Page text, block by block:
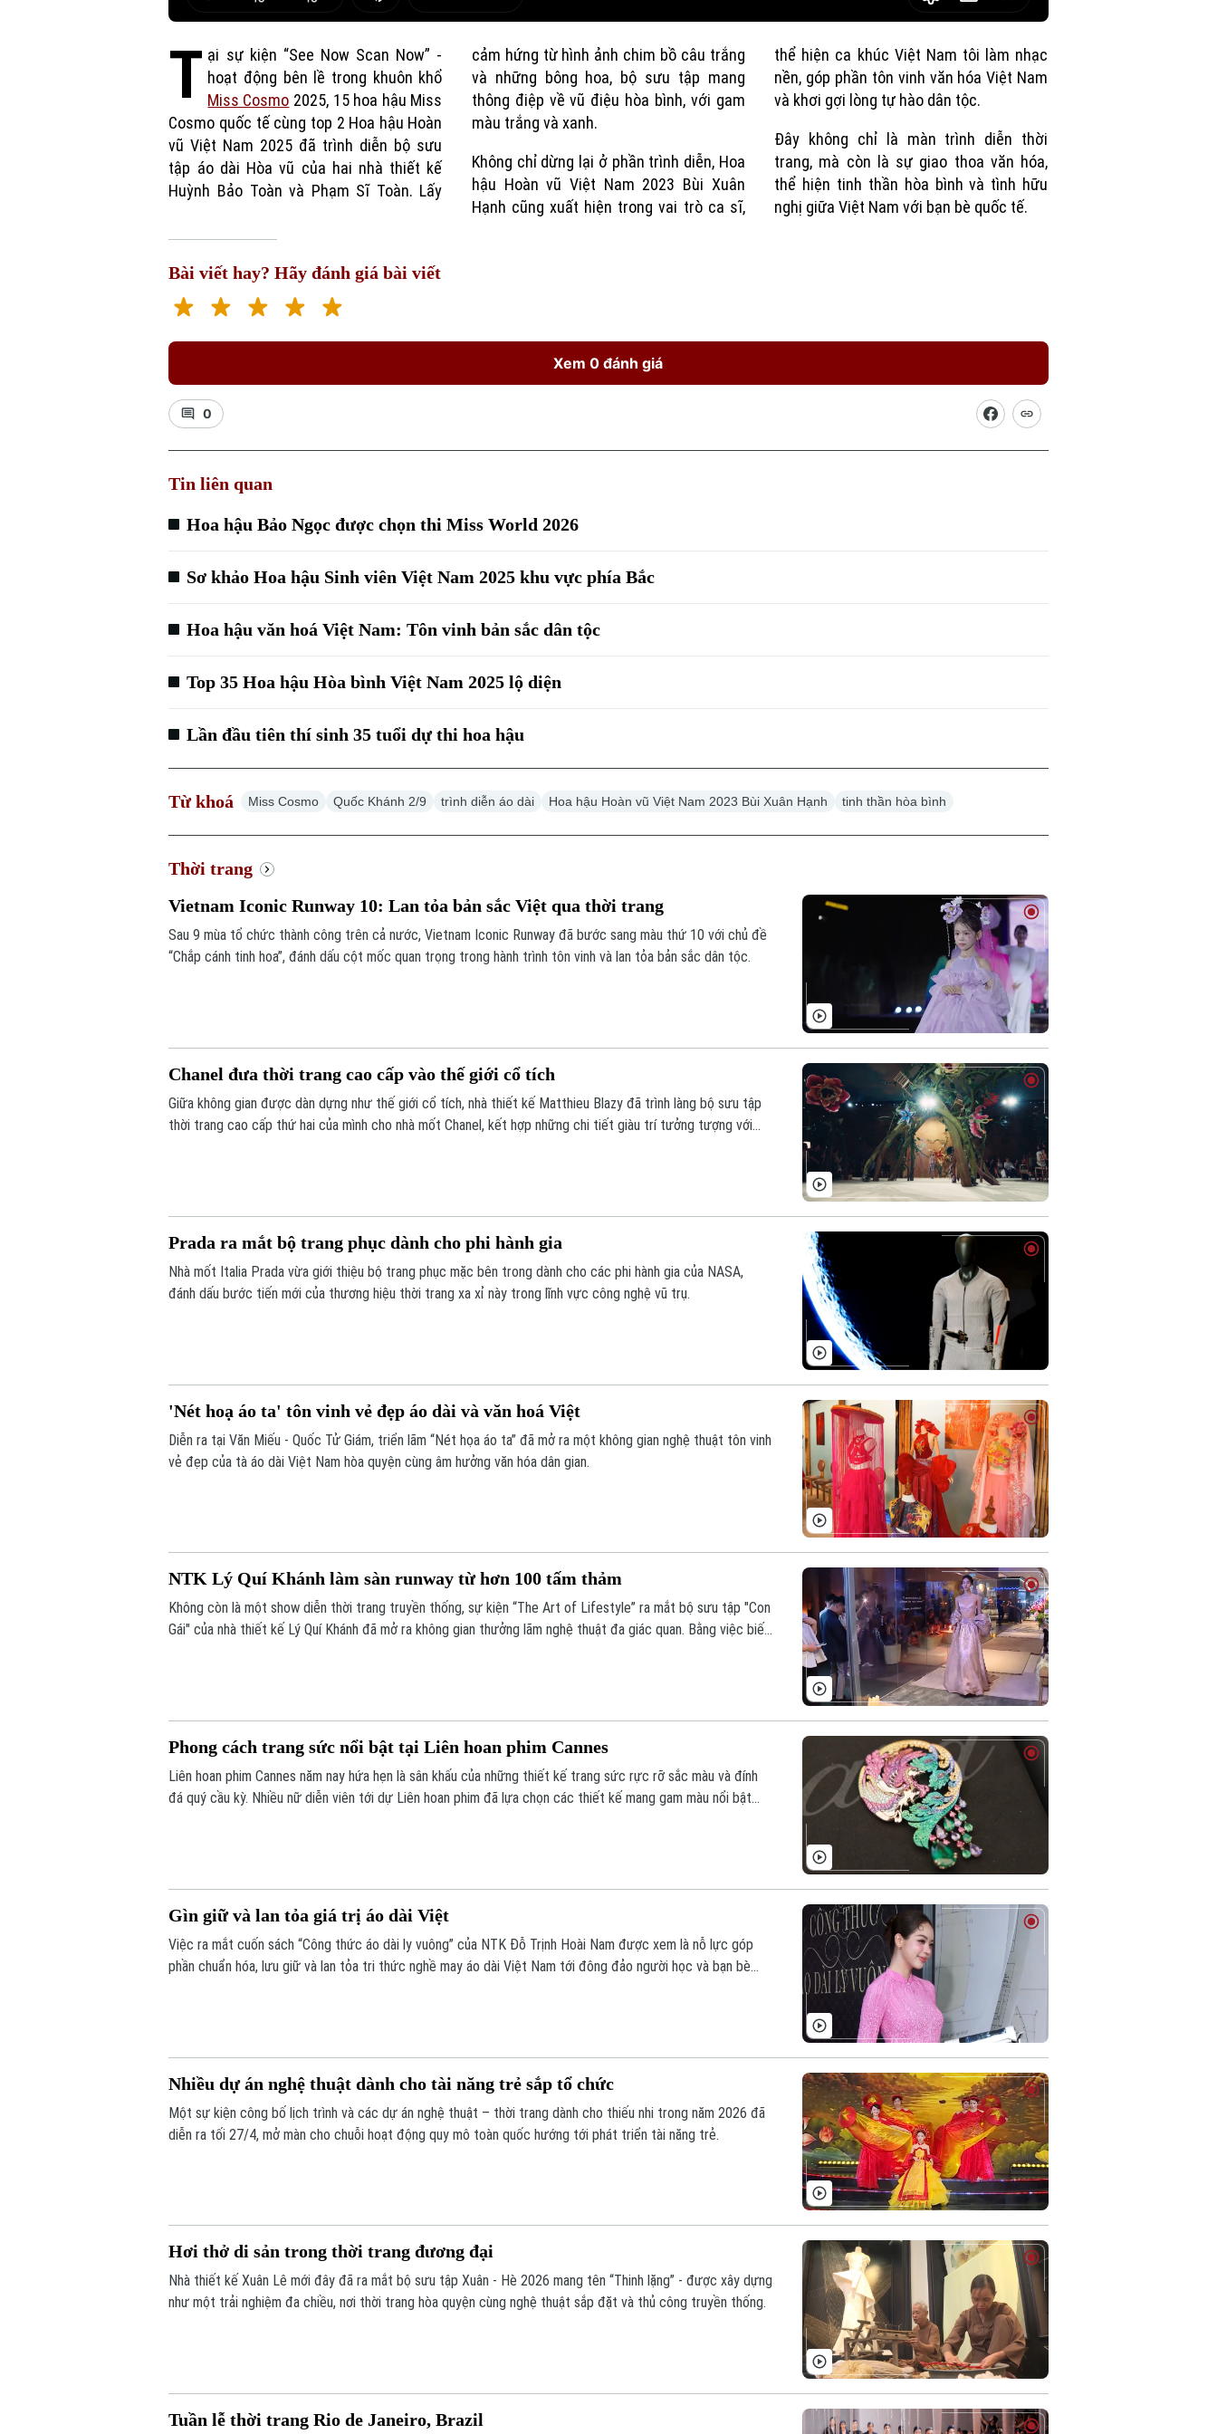
Time
in-
T ại sự kiện “See Now Scan Now” -
hoạt động bên lề trong khuôn khổ
Miss Cosmo 2025, 15 hoa hậu Miss
Cosmo quốc tế cùng top 2 Hoa hậu Hoàn
vũ Việt Nam 2025 đã trình diễn bộ sưu
tập áo dài Hòa vũ của hai nhà thiết kế
Huỳnh Bảo Toàn và Phạm Sĩ Toàn. Lấy
cảm hứng từ hình ảnh chim bồ câu trắng
và những bông hoa, bộ sưu tập mang
thông điệp về vũ điệu hòa bình, với gam
màu trắng và xanh.
Không chỉ dừng lại ở phần trình diễn, Hoa
hậu Hoàn vũ Việt Nam 2023 Bùi Xuân
Hạnh cũng xuất hiện trong vai trò ca sĩ,
thể hiện ca khúc Việt Nam tôi làm nhạc
nền, góp phần tôn vinh văn hóa Việt Nam
và khơi gợi lòng tự hào dân tộc.
Đây không chỉ là màn trình diễn thời
trang, mà còn là sự giao thoa văn hóa,
thể hiện tinh thần hòa bình và tình hữu
nghị giữa Việt Nam với bạn bè quốc tế.
Bài viết hay? Hãy đánh giá bài viết
Xem 0 đánh giá
0
Tin liên quan
Hoa hậu Bảo Ngọc được chọn thi Miss World 2026
Sơ khảo Hoa hậu Sinh viên Việt Nam 2025 khu vực phía Bắc
Hoa hậu văn hoá Việt Nam: Tôn vinh bản sắc dân tộc
Top 35 Hoa hậu Hòa bình Việt Nam 2025 lộ diện
Lần đầu tiên thí sinh 35 tuổi dự thi hoa hậu
Từ khoá Miss Cosmo Quốc Khánh 2/9 trình diễn áo dài Hoa hậu Hoàn vũ Việt Nam 2023 Bùi Xuân Hạnh tinh thần hòa bình
Thời trang
Vietnam Iconic Runway 10: Lan tỏa bản sắc Việt qua thời trang
Sau 9 mùa tổ chức thành công trên cả nước, Vietnam Iconic Runway đã bước sang màu thứ 10 với chủ đề
“Chắp cánh tinh hoa”, đánh dấu cột mốc quan trọng trong hành trình tôn vinh và lan tỏa bản sắc dân tộc.
Chanel đưa thời trang cao cấp vào thế giới cổ tích
Giữa không gian được dàn dựng như thế giới cổ tích, nhà thiết kế Matthieu Blazy đã trình làng bộ sưu tập
thời trang cao cấp thứ hai của mình cho nhà mốt Chanel, kết hợp những chi tiết giàu trí tưởng tượng với
Prada ra mắt bộ trang phục dành cho phi hành gia
Nhà mốt Italia Prada vừa giới thiệu bộ trang phục mặc bên trong dành cho các phi hành gia của NASA,
đánh dấu bước tiến mới của thương hiệu thời trang xa xỉ này trong lĩnh vực công nghệ vũ trụ.
'Nét hoạ áo ta' tôn vinh vẻ đẹp áo dài và văn hoá Việt
Diễn ra tại Văn Miếu - Quốc Tử Giám, triển lãm “Nét họa áo ta” đã mở ra một không gian nghệ thuật tôn vinh
vẻ đẹp của tà áo dài Việt Nam hòa quyện cùng âm hưởng văn hóa dân gian.
NTK Lý Quí Khánh làm sàn runway từ hơn 100 tấm thảm
Không còn là một show diễn thời trang truyền thống, sự kiện “The Art of Lifestyle” ra mắt bộ sưu tập "Con
Gái" của nhà thiết kế Lý Quí Khánh đã mở ra không gian thưởng lãm nghệ thuật đa giác quan. Bằng việc biến
Phong cách trang sức nổi bật tại Liên hoan phim Cannes
Liên hoan phim Cannes năm nay hứa hẹn là sân khấu của những thiết kế trang sức rực rỡ sắc màu và đính
đá quý cầu kỳ. Nhiều nữ diễn viên tới dự Liên hoan phim đã lựa chọn các thiết kế mang gam màu nổi bật
Gìn giữ và lan tỏa giá trị áo dài Việt
Việc ra mắt cuốn sách “Công thức áo dài ly vuông” của NTK Đỗ Trịnh Hoài Nam được xem là nỗ lực góp
phần chuẩn hóa, lưu giữ và lan tỏa tri thức nghề may áo dài Việt Nam tới đông đảo người học và bạn bè
Nhiều dự án nghệ thuật dành cho tài năng trẻ sắp tổ chức
Một sự kiện công bố lịch trình và các dự án nghệ thuật – thời trang dành cho thiếu nhi trong năm 2026 đã
diễn ra tối 27/4, mở màn cho chuỗi hoạt động quy mô toàn quốc hướng tới phát triển tài năng trẻ.
Hơi thở di sản trong thời trang đương đại
Nhà thiết kế Xuân Lê mới đây đã ra mắt bộ sưu tập Xuân - Hè 2026 mang tên “Thinh lặng” - được xây dựng
như một trải nghiệm đa chiều, nơi thời trang hòa quyện cùng nghệ thuật sắp đặt và thủ công truyền thống.
Tuần lễ thời trang Rio de Janeiro, Brazil